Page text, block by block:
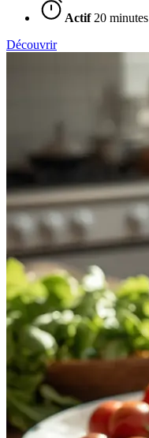
Actif20 minutes
Découvrir